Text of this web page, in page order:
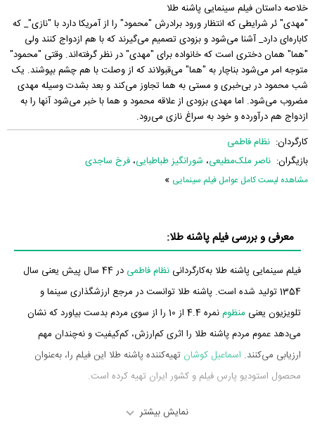
خلاصه داستان فیلم سینمایی پاشنه طلا
"مهدی" ئر شرایطی که انتظار ورود برادرش "محمود" را از آمریکا دارد با "نازی"_ که
کاباره‌ای دارد_ آشنا می‌شود و بزودی تصمیم می‌گیرند که با هم ازدواج کنند ولی
"هما" همان دختری است که خانواده برای "مهدی" در نظر گرفته‌اند. وقتی "محمود"
متوجه امر می‌شود بناچار به "هما" می‌قبولاند که از وصلت با هم چشم بپوشند. یک
شب محمود در بی‌خبری و مستی به هما تجاوز می‌کند و بعد بشدت وسیله مهدی
مضروب می‌شود. اما مهدی بزودی از علاقه محمود و هما با خبر می‌شود آنها را به
ازدواج هم درآورده و خود به سراغ نازی می‌رود.
کارگردان: نظام فاطمی
بازیگران: ناصر ملک‌مطیعی، شورانگیز طباطبایی، فرخ ساجدی
مشاهده لیست کامل عوامل فیلم سینمایی »
معرفی و بررسی فیلم پاشنه طلا:
فیلم سینمایی پاشنه طلا به‌کارگردانی نظام فاطمی
در 44 سال پیش یعنی سال
1354 تولید شده است. پاشنه طلا توانست در مرجع ارزشگذاری سینما و
تلویزیون یعنی منظوم
نمره 4.4 از 10 را از سوی مردم بدست بیاورد که نشان
می‌دهد عموم مردم پاشنه طلا را اثری کم‌ارزش، کم‌کیفیت و نه‌چندان مهم
ارزیابی می‌کنند. اسماعیل کوشان تهیه‌کننده پاشنه طلا این فیلم را، به‌عنوان
محصول استودیو پارس فیلم و کشور ایران تهیه کرده است.
نمایش بیشتر